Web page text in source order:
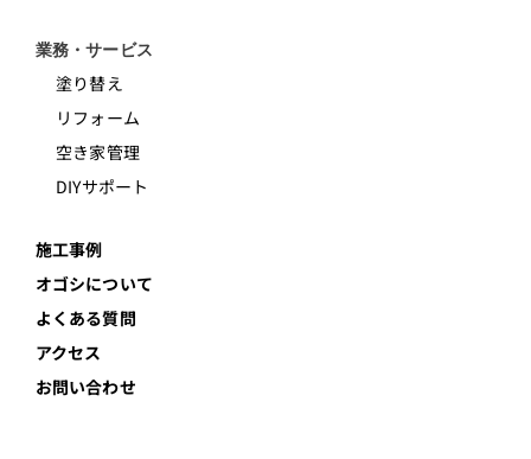
業務・サービス
塗り替え
リフォーム
空き家管理
DIYサポート
施工事例
オゴシについて
よくある質問
アクセス
お問い合わせ